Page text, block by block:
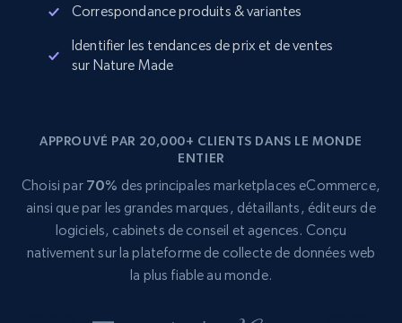
Correspondance produits & variantes
Identifier les tendances de prix et de ventes
sur Nature Made
APPROUVÉ PAR 20,000+ CLIENTS DANS LE MONDE
ENTIER
Choisi par 70% des principales marketplaces eCommerce,
ainsi que par les grandes marques, détaillants, éditeurs de
logiciels, cabinets de conseil et agences. Conçu
nativement sur la plateforme de collecte de données web
la plus fiable au monde.